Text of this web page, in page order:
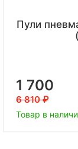
Пули
1 700
6 810
Товар в